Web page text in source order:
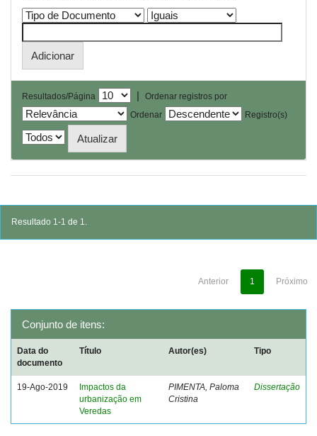
Resultados/Página |
Ordenar registros por
Ordenar
Registro(s)
Resultado 1-1 de 1.
Anterior 1 Próximo
Conjunto de itens:
Data do
documento
Título Autor(es) Tipo
19-Ago-2019
Impactos da
urbanização em
Veredas
PIMENTA, Paloma
Cristina
Dissertação